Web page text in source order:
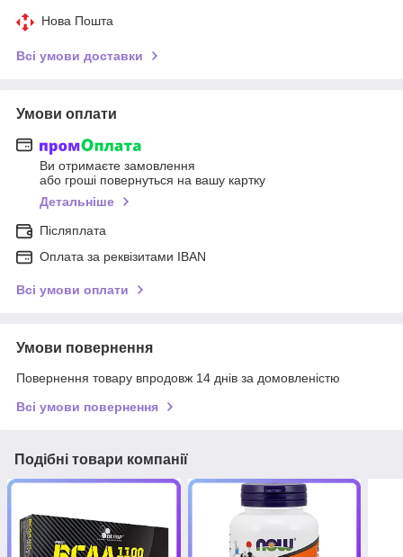
Нова Пошта
Всі умови доставки
Умови оплати
Ви отримаєте замовлення
або гроші повернуться на вашу картку
Детальніше
Післяплата
Оплата за реквізитами IBAN
Всі умови оплати
Умови повернення
Повернення товару впродовж 14 днів за домовленістю
Всі умови повернення
Подібні товари компанії